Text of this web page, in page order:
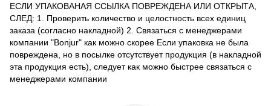
ЕСЛИ УПАКОВАНАЯ ССЫЛКА ПОВРЕЖДЕНА ИЛИ ОТКРЫТА,
СЛЕД: 1. Проверить количество и целостность всех единиц
заказа (согласно накладной) 2. Связаться с менеджерами
компании "Bonjur" как можно скорее Если упаковка не была
повреждена, но в посылке отсутствует продукция (в накладной
эта продукция есть), следует как можно быстрее связаться с
менеджерами компании